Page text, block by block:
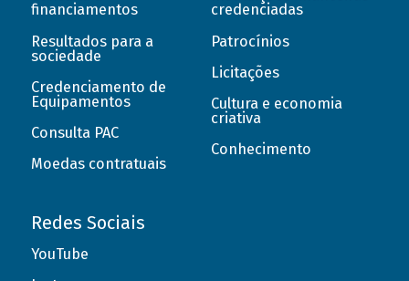
financiamentos
Resultados para a
sociedade
Credenciamento de
Equipamentos
Consulta PAC
Moedas contratuais
credenciadas
Patrocínios
Licitações
Cultura e economia
criativa
Conhecimento
Redes Sociais
YouTube